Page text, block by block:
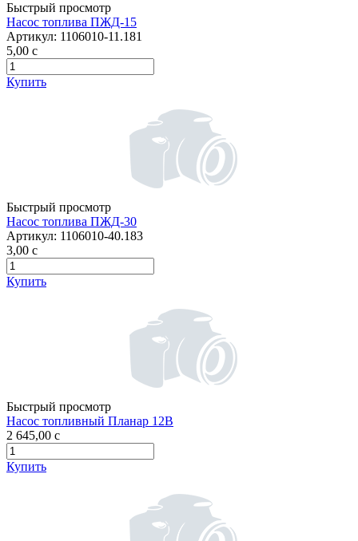
Быстрый просмотр
Насос топлива ПЖД-15
Артикул: 1106010-11.181
5,00 c
Купить
Быстрый просмотр
Насос топлива ПЖД-30
Артикул: 1106010-40.183
3,00 c
Купить
Быстрый просмотр
Насос топливный Планар 12В
2 645,00 c
Купить